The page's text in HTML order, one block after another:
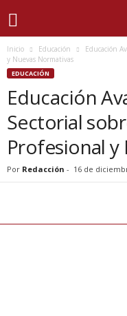
Inicio Educación
Educación
y Nuevas Normativas
EDUCACIÓN
Educación
Sectorial
Profesional
Por Redacción - 16 de